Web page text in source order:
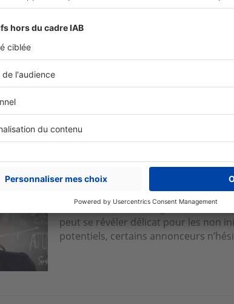
Qu’est-ce qu’un bien vendu
Qui n’a pas rêvé de moduler
ressemble et sans aucune perte de
Acheter
Annonces immobilières : que
Entre les diminutifs, sigles et
peut se révéler délicat pour les non
potentiels, certains annonceurs